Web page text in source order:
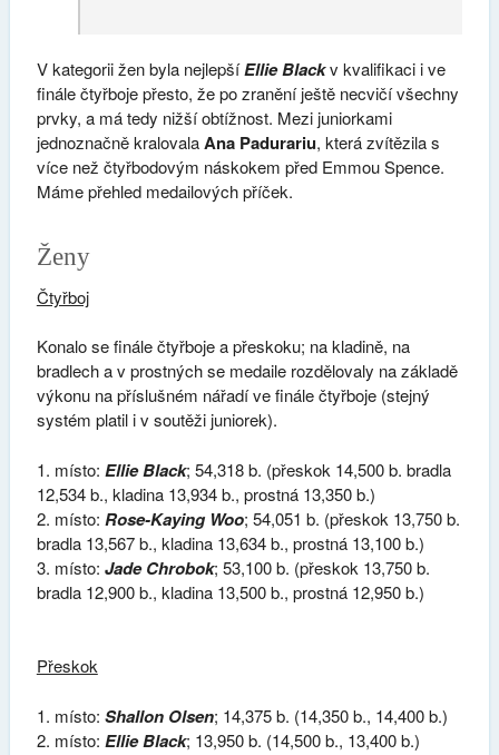
V kategorii žen byla nejlepšíEllie Blackv kvalifikaci i ve
finále čtyřboje přesto, že po zranění ještě necvičí všechny
prvky, a má tedy nižší obtížnost. Mezi juniorkami
jednoznačně kralovalaAna Padurariu, která zvítězila s
více než čtyřbodovým náskokem před Emmou Spence.
Máme přehled medailových příček.
Ženy
Čtyřboj
Konalo se finále čtyřboje a přeskoku; na kladině, na
bradlech a v prostných se medaile rozdělovaly na základě
výkonu na příslušném nářadí ve finále čtyřboje (stejný
systém platil i v soutěži juniorek).
místo: Ellie Black; 54,318 b. (přeskok 14,500 b. bradla
12,534 b., kladina 13,934 b., prostná 13,350 b.)
místo: Rose-Kaying Woo; 54,051 b. (přeskok 13,750 b.
bradla 13,567 b., kladina 13,634 b., prostná 13,100 b.)
místo: Jade Chrobok; 53,100 b. (přeskok 13,750 b.
bradla 12,900 b., kladina 13,500 b., prostná 12,950 b.)
Přeskok
místo: Shallon Olsen; 14,375 b. (14,350 b., 14,400 b.)
místo: Ellie Black; 13,950 b. (14,500 b., 13,400 b.)